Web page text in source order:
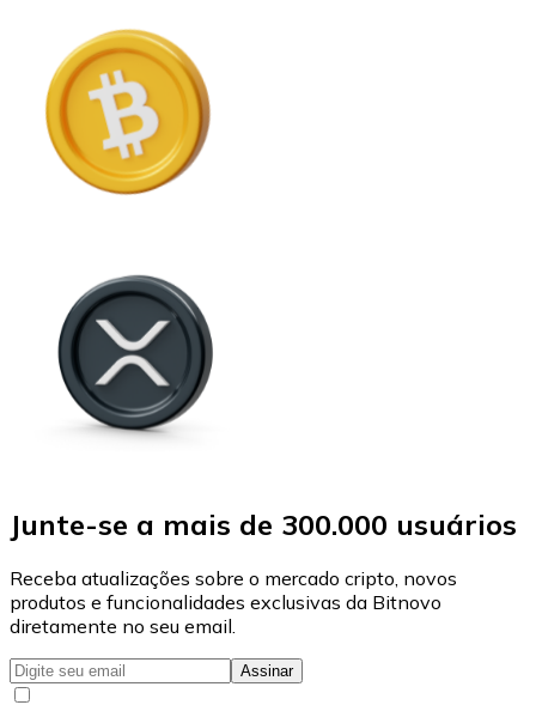
Junte-se a mais de 300.000 usuários
Receba atualizações sobre o mercado cripto, novos
produtos e funcionalidades exclusivas da Bitnovo
diretamente no seu email.
Assinar